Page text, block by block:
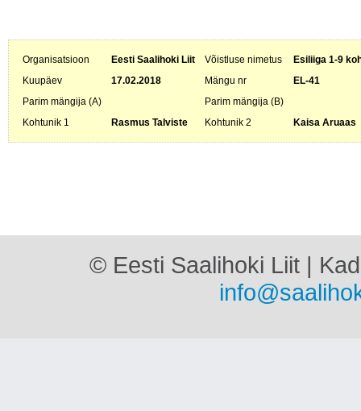
Organisatsioon Eesti Saalihoki Liit Võistluse nimetus
Esiliiga 1-9
Kuupäev
17.02.2018 Mängu nr
EL-41
Parim mängija (A)
Parim mängija (B)
Kohtunik 1
Rasmus Talviste Kohtunik 2 Kaisa Aruaas
© Eesti Saalihoki Liit |